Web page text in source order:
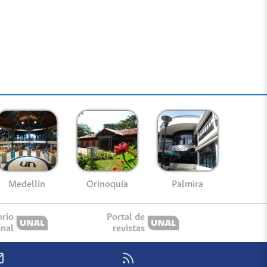
Medellín Orinoquía Palmira
Portal de
revistas